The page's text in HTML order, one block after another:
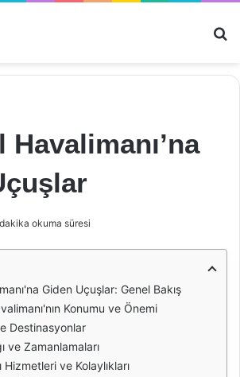
okuma süresi
Giden Uçuşlar: Genel Bakış
Konumu ve Önemi
Destinasyonlar
ve Zamanlamaları
Hizmetleri ve Kolaylıkları